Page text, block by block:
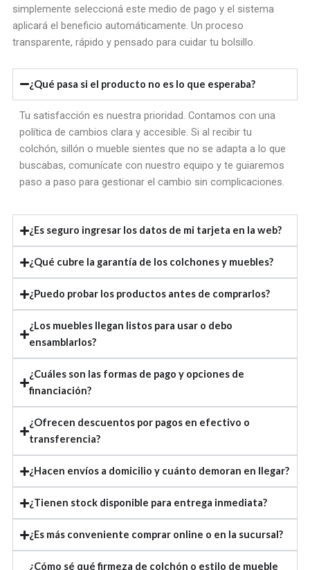
simplemente seleccioná este medio de pago y el sistema
aplicará el beneficio automáticamente. Un proceso
transparente, rápido y pensado para cuidar tu bolsillo.
¿Qué pasa si el producto no es lo que esperaba?
Tu satisfacción es nuestra prioridad. Contamos con una
política de cambios clara y accesible. Si al recibir tu
colchón, sillón o mueble sientes que no se adapta a lo que
buscabas, comunícate con nuestro equipo y te guiaremos
paso a paso para gestionar el cambio sin complicaciones.
¿Es seguro ingresar los datos de mi tarjeta en la web?
¿Qué cubre la garantía de los colchones y muebles?
¿Puedo probar los productos antes de comprarlos?
¿Los muebles llegan listos para usar o debo
ensamblarlos?
¿Cuáles son las formas de pago y opciones de
financiación?
¿Ofrecen descuentos por pagos en efectivo o
transferencia?
¿Hacen envíos a domicilio y cuánto demoran en llegar?
¿Tienen stock disponible para entrega inmediata?
¿Es más conveniente comprar online o en la sucursal?
¿Cómo sé qué firmeza de colchón o estilo de mueble